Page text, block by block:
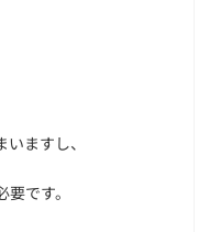
ますし、
です。